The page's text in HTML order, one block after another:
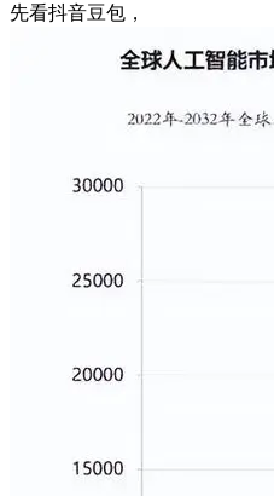
先看抖音豆包，